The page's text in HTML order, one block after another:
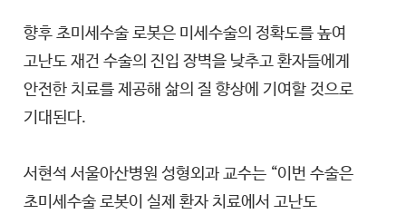
향후 초미세수술 로봇은 미세수술의 정확도를 높여
고난도 재건 수술의 진입 장벽을 낮추고 환자들에게
안전한 치료를 제공해 삶의 질 향상에 기여할 것으로
기대된다.
서현석 서울아산병원 성형외과 교수는 “이번 수술은
초미세수술 로봇이 실제 환자 치료에서 고난도